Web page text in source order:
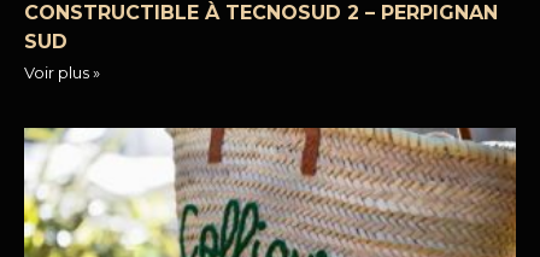
CONSTRUCTIBLE À TECNOSUD 2 – PERPIGNAN
SUD
Voir plus »